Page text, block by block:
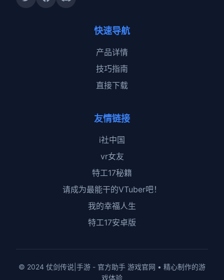
快速导航
产品详情
技巧指南
直接下载
友情链接
i社中国
vr女友
特工17秘籍
请成为最能干的VTuber吧！
我的幸福人生
特工17安卓版
© 2024 仗剑传说|手游 - 官方助手 游戏官网 • 精心制作的游
戏体验